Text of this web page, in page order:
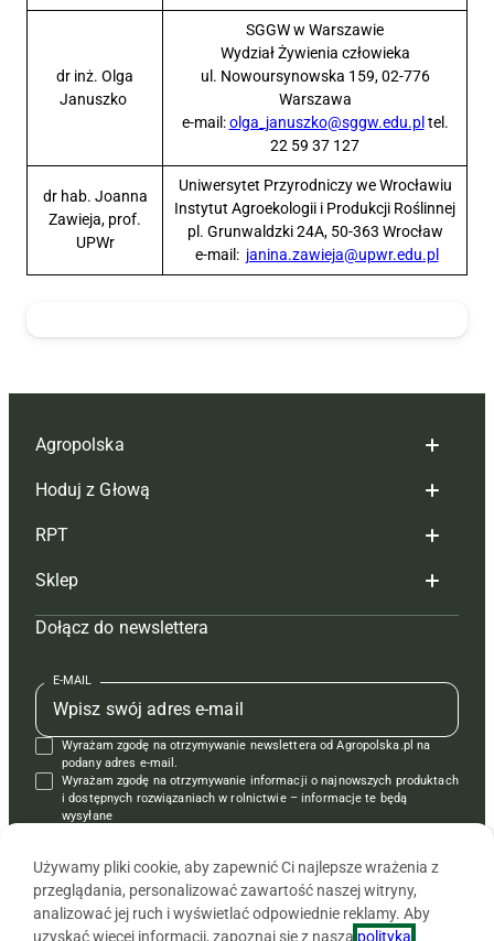
dr inż. Olga
Januszko
SGGW w Warszawie
Wydział Żywienia człowieka
ul. Nowoursynowska 159, 02-776
Warszawa
e-mail:olga_januszko@sggw.edu.pl tel.
22 59 37 127
dr hab. Joanna
Zawieja, prof.
UPWr
Uniwersytet Przyrodniczy we Wrocławiu
Instytut Agroekologii i Produkcji Roślinnej
pl. Grunwaldzki 24A, 50-363 Wrocław
e-mail: janina.zawieja@upwr.edu.pl
Agropolska
Redakcja
Reklama
Tagi
Mapa serwisu
Kontakt
Regulamin
Polityka prywatności
Hoduj z Głową
Hoduj z głową bydło
Hoduj z głową świnie
Prenumerata
Redakcja
Kontakt
Reklama
RPT
Redakcja
Prenumerata
Reklama
Kontakt
Krzyżówki
Sklep
Czasopisma i prenumerata
Książki
Regulamin
Dołącz do newslettera
E-MAIL
Wyrażam zgodę na otrzymywanie newslettera od Agropolska.pl na
podany adres e-mail.
Wyrażam zgodę na otrzymywanie informacji o najnowszych produktach
i dostępnych rozwiązaniach w rolnictwie – informacje te będą
wysyłane
Używamy pliki cookie, aby zapewnić Ci najlepsze wrażenia z
przeglądania, personalizować zawartość naszej witryny,
analizować jej ruch i wyświetlać odpowiednie reklamy. Aby
uzyskać więcej informacji, zapoznaj się z naszą polityką